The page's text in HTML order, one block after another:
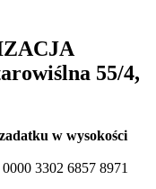
55/4,
w wysokości
3302 6857 8971